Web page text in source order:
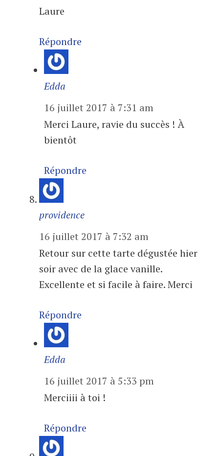
Laure
Répondre
Edda
16 juillet 2017 à 7:31 am
Merci Laure, ravie du succès ! À
bientôt
Répondre
providence
16 juillet 2017 à 7:32 am
Retour sur cette tarte dégustée hier
soir avec de la glace vanille.
Excellente et si facile à faire. Merci
Répondre
Edda
16 juillet 2017 à 5:33 pm
Merciiii à toi !
Répondre